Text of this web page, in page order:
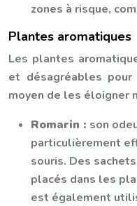
zones à risque,
Plantes aromatiques
Les plantes
et désagréables
moyen de les éloigner
Romarin : son
particulièrement
souris. Des
placés dans les
est également